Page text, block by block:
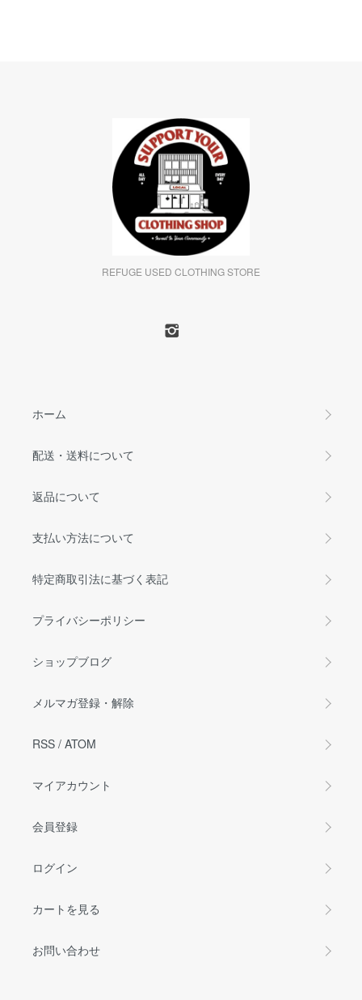
REFUGE USED CLOTHING STORE
ホーム
配送・送料について
返品について
支払い方法について
特定商取引法に基づく表記
プライバシーポリシー
ショップブログ
メルマガ登録・解除
RSS / ATOM
マイアカウント
会員登録
ログイン
カートを見る
お問い合わせ